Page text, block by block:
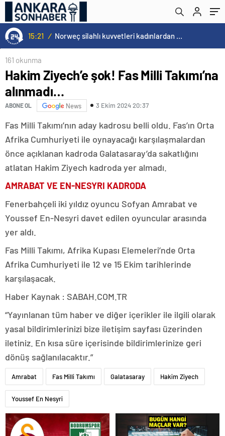
15:21 / Norweç silahlı kuvvetleri kadınlardan oluşan özel kuvvetler eğitimlerini başlattı.
161 okunma
Hakim Ziyech’e şok! Fas Milli Takımı’na
alınmadı…
ABONE OL News 3 Ekim 2024 20:37
Fas Milli Takımı’nın aday kadrosu belli oldu. Fas’ın Orta
Afrika Cumhuriyeti ile oynayacağı karşılaşmalardan
önce açıklanan kadroda Galatasaray’da sakatlığını
atlatan Hakim Ziyech kadroda yer almadı.
AMRABAT VE EN-NESYRI KADRODA
Fenerbahçeli iki yıldız oyuncu Sofyan Amrabat ve
Youssef En-Nesyri davet edilen oyuncular arasında
yer aldı.
Fas Milli Takımı, Afrika Kupası Elemeleri’nde Orta
Afrika Cumhuriyeti ile 12 ve 15 Ekim tarihlerinde
karşılaşacak.
Haber Kaynak : SABAH.COM.TR
“Yayınlanan tüm haber ve diğer içerikler ile ilgili olarak
yasal bildirimlerinizi bize iletişim sayfası üzerinden
iletiniz. En kısa süre içerisinde bildirimlerinize geri
dönüş sağlanılacaktır.”
Amrabat Fas Milli Takımı Galatasaray Hakim Ziyech
Youssef En Nesyri
transfer geldiği gibi gidiyor…